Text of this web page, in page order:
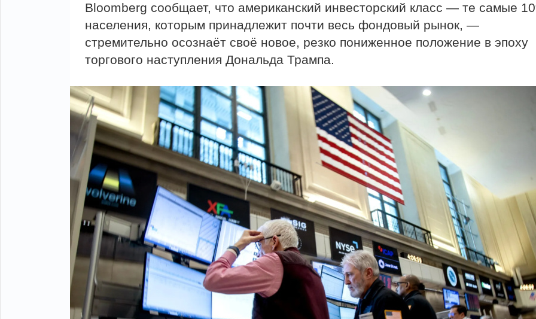
Bloomberg сообщает, что американский инвесторский класс — те самые
населения, которым принадлежит почти весь фондовый рынок, —
стремительно осознаёт своё новое, резко пониженное положение в эпоху
торгового наступления Дональда Трампа.